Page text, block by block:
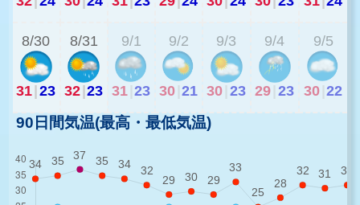
8/30
31 23
8/31
32 23
9/1
31 23
9/2
30 21
9/3
30 23
9/4
29 23
9/5
30 22
90日間気温(最高・最低気温)